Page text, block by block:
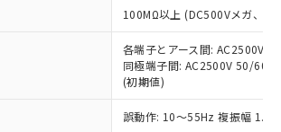
100MΩ以上 (DC500Vメガ、点
各端子とアース間: AC2500V
同極端子間: AC2500V 50/
(初期値)
誤動作: 10～55Hz 複振幅
ン制御機器販売店・当社販売員に
ロン制御機器販売店や当社販売拠
販売ネットワーク
」をご確認
状況および標準価格結果を当社の
の承諾なく第三者に漏洩または開
以下
指令で産業用監視および制御機器に対する
ステル類の４物質については閾値を超える意
がないことを確認しています。
、
ル酸ビス(2-エチルヘキシル)) : 1000ppm
有害物質（10物質）のすべてが基
う必要な手段を講じます。
は貴社製品を、核兵器、ミサイ
化学兵器、生物兵器またはその他
並びにこれらの製造装置等に一切
は、貴社製品を第三者に販売する
は、上記1、2および3の内容を当
在庫なし(最新の在庫状況につ
いては、お客様のお取引先、ま
たはお客様担当のオムロン制御
機器販売店・当社販売員にご確